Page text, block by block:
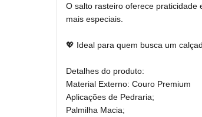
O salto rasteiro oferece
mais especiais.
💖 Ideal para quem busca um
Detalhes do produto:
Material Externo: Couro Premium
Aplicações de Pedraria;
Palmilha Macia;